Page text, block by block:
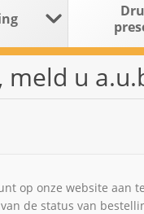
meld u
op onze website aan
de status van